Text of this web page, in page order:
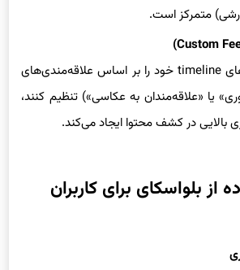
متمرکز است.
کاربران می‌توانند فیدهای timeline خود را بر اساس علاقه‌مندی‌های
یا «علاقه‌مندان به عکاسی») تنظیم کنند،
بالایی در کشف محتوا ایجاد می‌کند.
از بلواسکای برای کاربران